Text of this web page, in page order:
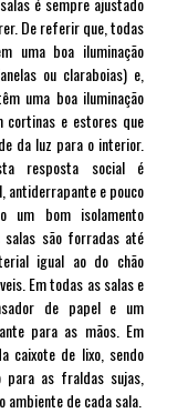
De referir que, todas
uma boa iluminação
ou claraboias) e,
uma boa iluminação
cortinas e estores que
da luz para o interior.
resposta social é
antiderrapante e pouco
um bom isolamento
são forradas até
igual ao do chão
Em todas as salas e
de papel e um
para as mãos. Em
caixote de lixo, sendo
as fraldas sujas,
ambiente de cada sala.